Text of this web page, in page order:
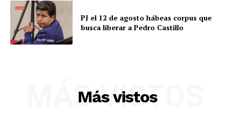
PJ el 12 de agosto hábeas corpus que
busca liberar a Pedro Castillo
Más vistos
MÁS VISTOS